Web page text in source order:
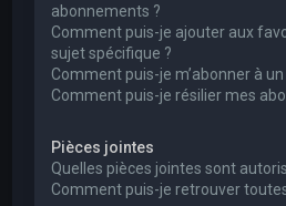
abonnements ?
Comment puis-je ajouter aux
sujet spécifique ?
Comment puis-je m’abonner à
Comment puis-je résilier mes
Pièces jointes
Quelles pièces jointes sont
Comment puis-je retrouver